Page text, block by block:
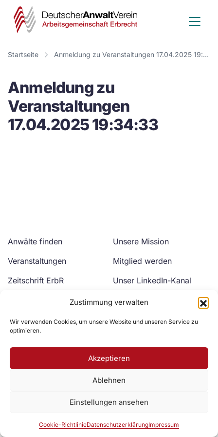
Zustimmung verwalten
Wir verwenden Cookies, um unsere Website und unseren Service zu
optimieren.
Akzeptieren
Ablehnen
Einstellungen ansehen
Cookie-RichtlinieDatenschutzerklärungImpressum
Deutscher
Anwalt
Verein
Startseite Anmeldung zu Veranstaltungen 17.04.2025 19:34:33
Anmeldung zu
Veranstaltungen
17.04.2025 19:34:33
Anwälte finden
Veranstaltungen
Zeitschrift ErbR
Unsere Mission
Mitglied werden
Unser LinkedIn-Kanal
Unser YouTube-Kanal
Zur DAV Webseite